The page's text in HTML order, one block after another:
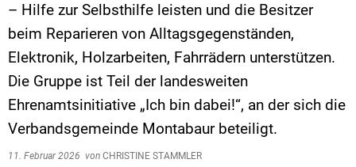
– Hilfe zur Selbsthilfe leisten und die Besitzer
beim Reparieren von Alltagsgegenständen,
Elektronik, Holzarbeiten, Fahrrädern unterstützen.
Die Gruppe ist Teil der landesweiten
Ehrenamtsinitiative „Ich bin dabei!“, an der sich die
Verbandsgemeinde Montabaur beteiligt.
11. Februar 2026 von CHRISTINE STAMMLER